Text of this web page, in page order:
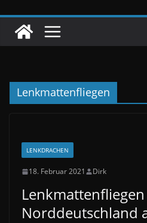
Lenkmattenfliegen
LENKDRACHEN
18. Februar 2021 Dirk
Norddeutschland